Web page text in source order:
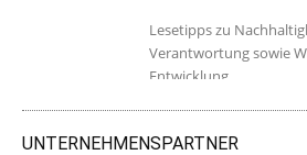
Lesetipps zu
Verantwortung sowie
Entwicklung.
UNTERNEHMENSPARTNER